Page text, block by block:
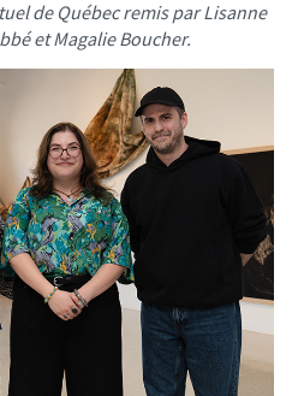
de Québec remis par Lisanne
et Magalie Boucher.